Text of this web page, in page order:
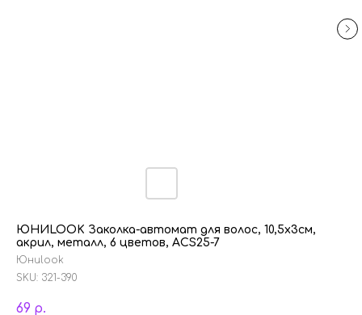
ЮНИLOOK Заколка-автомат для волос, 10,5х3см,
акрил, металл, 6 цветов, ACS25-7
Юниlook
SKU: 321-390
69 р.